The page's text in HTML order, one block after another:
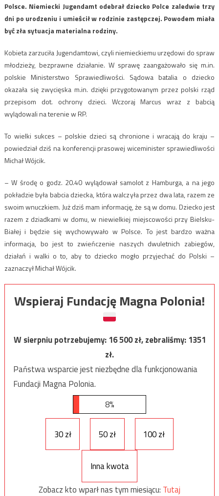
Polsce. Niemiecki Jugendamt odebrał dziecko Polce zaledwie trzy
dni po urodzeniu i umieścił w rodzinie zastępczej. Powodem miała
być zła sytuacja materialna rodziny.
Kobieta zarzuciła Jugendamtowi, czyli niemieckiemu urzędowi do spraw
młodzieży, bezprawne działanie. W sprawę zaangażowało się m.in.
polskie Ministerstwo Sprawiedliwości. Sądowa batalia o dziecko
okazała się zwycięska m.in. dzięki przygotowanym przez polski rząd
przepisom dot. ochrony dzieci. Wczoraj Marcus wraz z babcią
wylądowali na terenie w RP.
To wielki sukces – polskie dzieci są chronione i wracają do kraju –
powiedział dziś na konferencji prasowej wiceminister sprawiedliwości
Michał Wójcik.
– W środę o godz. 20.40 wylądował samolot z Hamburga, a na jego
pokładzie była babcia dziecka, która walczyła przez dwa lata, razem ze
swoim wnuczkiem. Już dziś mam informację, że są w domu. Dziecko jest
razem z dziadkami w domu, w niewielkiej miejscowości przy Bielsku-
Białej i będzie się wychowywało w Polsce. To jest bardzo ważna
informacja, bo jest to zwieńczenie naszych dwuletnich zabiegów,
działań i walki o to, aby to dziecko mogło przyjechać do Polski –
zaznaczył Michał Wójcik.
Wspieraj Fundację Magna Polonia!
W sierpniu potrzebujemy:16 500zł, zebraliśmy:1351
zł.
Państwa wsparcie jest niezbędne dla funkcjonowania
Fundacji Magna Polonia.
8%
30 zł 50 zł 100 zł
Inna kwota
Zobacz kto wparł nas tym miesiącu: Tutaj